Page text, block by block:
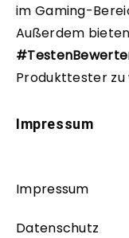
im Gaming-
Außerdem
Produkttester zu
Impressum
Impressum
Datenschutz